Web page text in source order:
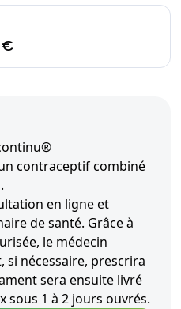
€
contraceptif combiné
en ligne et
de santé. Grâce à
le médecin
nécessaire, prescrira
sera ensuite livré
sous 1 à 2 jours ouvrés.